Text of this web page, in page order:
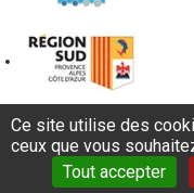
Ce site utilise des
ceux que vous
Tout accepter